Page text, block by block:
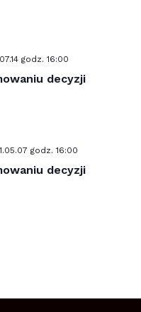
godz. 16:00
decyzji
godz. 16:00
decyzji